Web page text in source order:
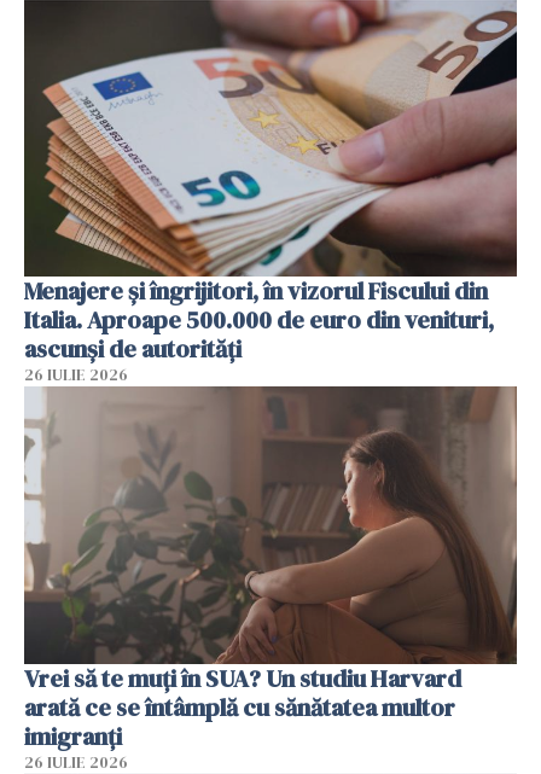
Menajere și îngrijitori, în vizorul Fiscului din
Italia. Aproape 500.000 de euro din venituri,
ascunși de autorități
26 IULIE 2026
Vrei să te muți în SUA? Un studiu Harvard
arată ce se întâmplă cu sănătatea multor
imigranți
26 IULIE 2026